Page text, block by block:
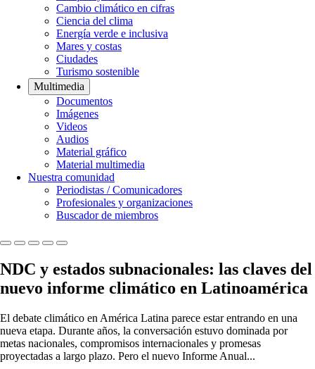
Cambio climático en cifras
Ciencia del clima
Energía verde e inclusiva
Mares y costas
Ciudades
Turismo sostenible
Multimedia
Documentos
Imágenes
Videos
Audios
Material gráfico
Material multimedia
Nuestra comunidad
Periodistas / Comunicadores
Profesionales y organizaciones
Buscador de miembros
NDC y estados subnacionales: las claves del
nuevo informe climático en Latinoamérica
El debate climático en América Latina parece estar entrando en una
nueva etapa. Durante años, la conversación estuvo dominada por
metas nacionales, compromisos internacionales y promesas
proyectadas a largo plazo. Pero el nuevo Informe Anual...